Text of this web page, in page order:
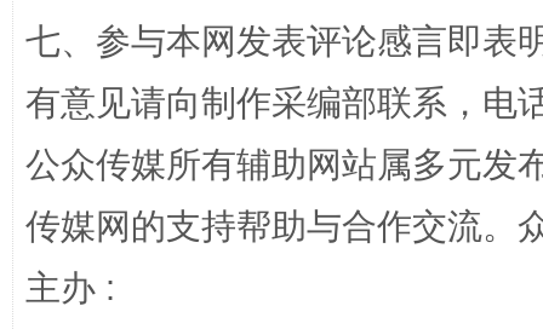
七、参与本网发表评论感言即表
有意见请向制作采编部联系，电
公众传媒所有辅助网站属多元发
传媒网的支持帮助与合作交流。
主办 :